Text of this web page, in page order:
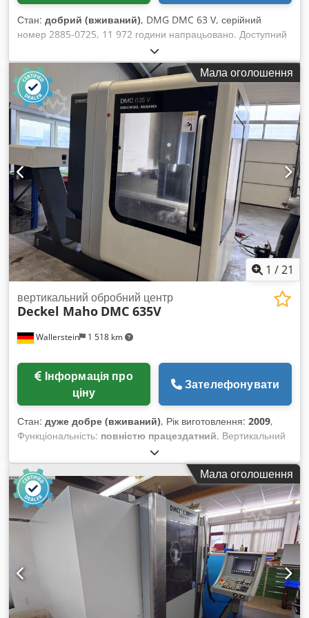
Стан: добрий (вживаний), DMG DMC 63 V, серійний
номер 2885-0725, 11 972 години напрацьовано. Доступний
наприкінці 2026 року. Cedpfxjzqdlps Amgerf
Мала оголошення
1 /21
Wallerstein 1 518 km
вертикальний обробний центр
Deckel Maho DMC 635V
ціну
Зателефонувати
Стан: дуже добре (вживаний), Рік виготовлення: 2009,
Функціональність: повністю працездатний, Вертикальний
обробний центр DECKEL MAHO DMC 635V Рік випуску: 2009
CNC-керування: Siemens 840D Осьові переміщення
Crsdpfoyay D Ujx Amgsf Переміщення по осі X мм: 635
Переміщення по осі Y мм: 510 Переміщення по осі Z мм:
460 Відстань від шпинделя до поверхні стола мм: 720
Швидкість подачі м/хв: 20 Швидкість швидкого ходу м/хв: 30
Прискорення осей м/с²: 5 Робочий стіл Розміри палети мм:
560×790 Макс. маса заготовки кг: 600 Шпиндель
Максимальна швидкість обертання об/хв: 14000 Потужність
приводу шпинделя кВт: 18,5/15 (40%ED/безперервно)
Крутний момент шпинделя Нм: 100/74 Система інструменту
Кріплення інструменту: SK40 Кількість інструментів у
Мала оголошення